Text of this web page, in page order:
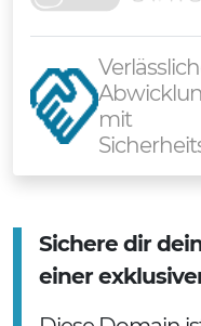
Sichere dir
einer
mit